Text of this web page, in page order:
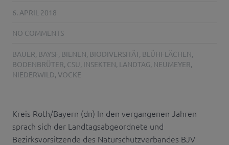
6. APRIL 2018
NO COMMENTS
BAUER, BAYSF, BIENEN, BIODIVERSITÄT, BLÜHFLÄCHEN,
BODENBRÜTER, CSU, INSEKTEN, LANDTAG, NEUMEYER,
NIEDERWILD, VOCKE
Kreis Roth/Bayern (dn) In den vergangenen Jahren
sprach sich der Landtagsabgeordnete und
Bezirksvorsitzende des Naturschutzverbandes BJV